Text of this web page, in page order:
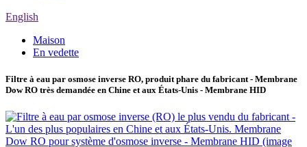
English
Maison
En vedette
Filtre à eau par osmose inverse RO, produit phare du fabricant - Membrane
Dow RO très demandée en Chine et aux États-Unis - Membrane HID